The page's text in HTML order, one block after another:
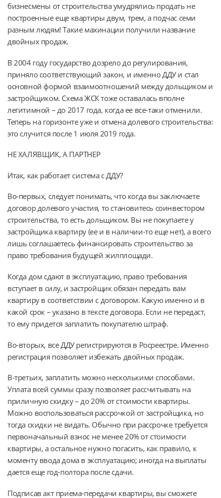
бизнесмены от строительства умудрялись продать не
построенные еще квартиры двум, трем, а подчас семи
разным людям! Такие махинации получили название
двойных продаж.
В 2004 году государство дозрело до регулирования,
приняло соответствующий закон, и именно ДДУ и стал
основной формой взаимоотношений между дольщиком и
застройщиком. Схема ЖСК тоже оставалась вполне
легитимной – до 2017 года, когда ее все-таки отменили.
Теперь на горизонте уже и отмена долевого строительства:
это случится после 1 июля 2019 года.
НЕ ХАЛЯВЩИК, А ПАРТНЕР
Итак, как работает система с ДДУ?
Во-первых, следует понимать, что когда вы заключаете
договор долевого участия, то становитесь соинвестором
строительства, то есть дольщиком. Вы не покупаете у
застройщика квартиру (ее и в наличии-то еще нет), а всего
лишь соглашаетесь финансировать строительство за
право требования будущей жилплощади.
Когда дом сдают в эксплуатацию, право требования
вступает в силу, и застройщик обязан передать вам
квартиру в соответствии с договором. Какую именно и в
какой срок – указано в тексте договора. Если не передаст,
то ему придется заплатить покупателю штраф.
Во-вторых, все ДДУ регистрируются в Росреестре. Именно
регистрация позволяет избежать двойных продаж.
В-третьих, заплатить можно несколькими способами.
Уплата всей суммы сразу позволяет рассчитывать на
приличную скидку – до 20% от стоимости квартиры.
Можно воспользоваться рассрочкой от застройщика, но
тогда скидки не видать. Обычно при рассрочке требуется
первоначальный взнос не менее 20% от стоимости
квартиры, а остальное нужно погасить, как правило, к
моменту ввода дома в эксплуатацию; иногда на выплаты
дается еще год-полтора после сдачи.
Подписав акт приема-передачи квартиры, вы сможете